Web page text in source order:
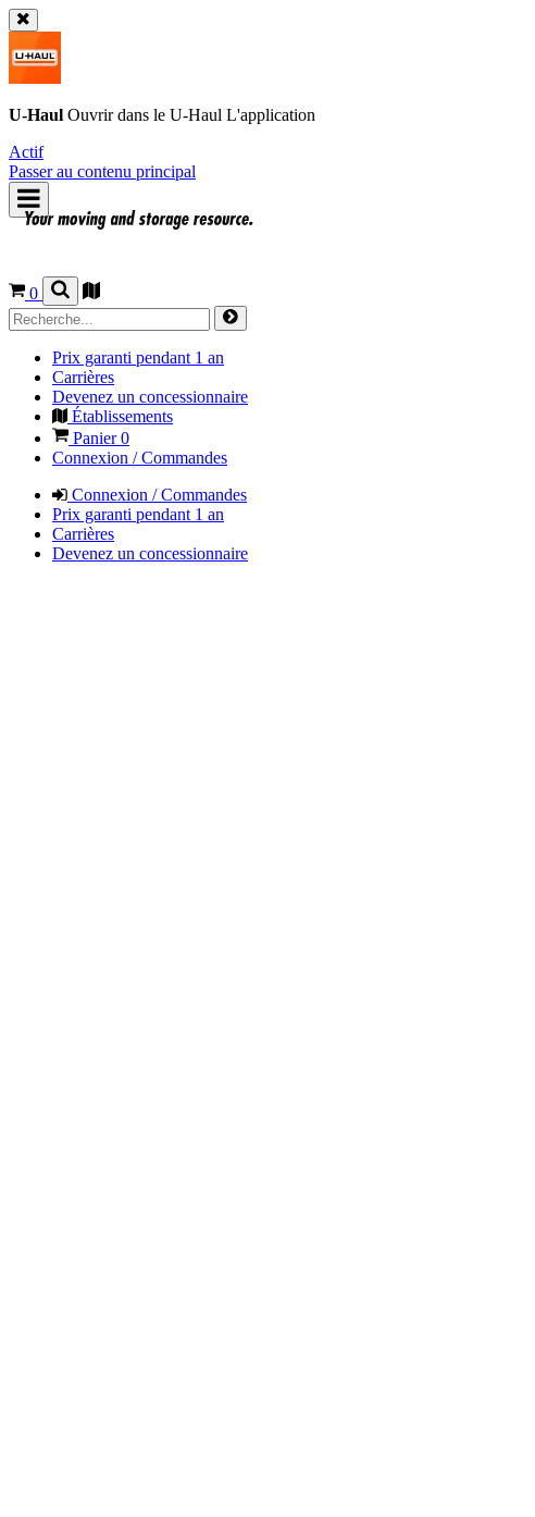
U-Haul Ouvrir dans le U-Haul L'application
Actif
Passer au contenu principal
0
Prix garanti pendant 1 an
Carrières
Devenez un concessionnaire
Établissements
Panier0
Connexion / Commandes
Connexion / Commandes
Prix garanti pendant 1 an
Carrières
Devenez un concessionnaire